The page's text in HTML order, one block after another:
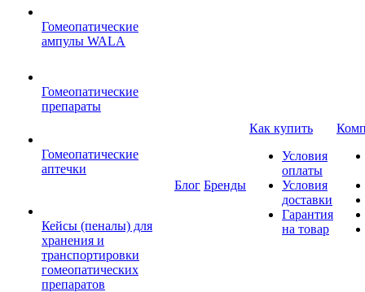
Гомеопатические
ампулы WALA
Гомеопатические
препараты
Гомеопатические
аптечки
Кейсы (пеналы) для
хранения и
транспортировки
гомеопатических
препаратов
Блог Бренды
Как купить
Условия
оплаты
Условия
доставки
Гарантия
на товар